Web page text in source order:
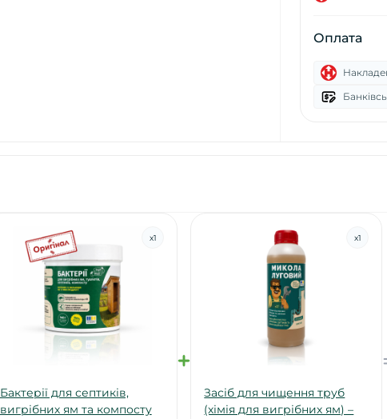
Оплата
x1
Бактерії для септиків,
вигрібних ям та компосту
x1
Засіб для чищення труб
(хімія для вигрібних ям) –